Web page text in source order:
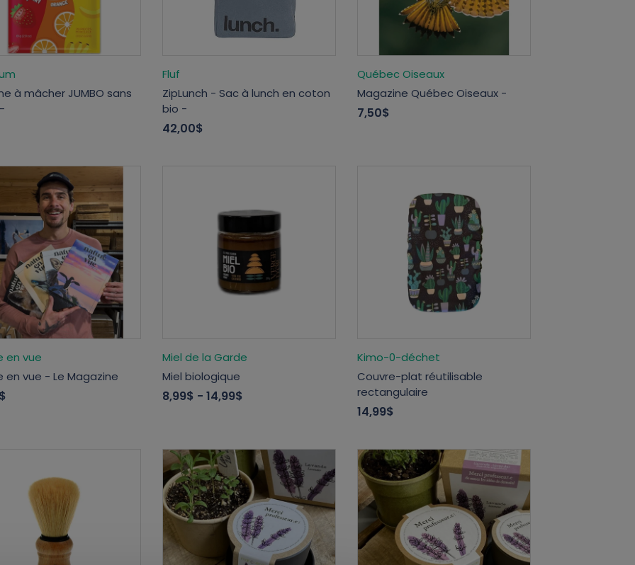
à mâcher JUMBO sans
Fluf
ZipLunch - Sac à lunch en coton
bio -
42,00$
Québec Oiseaux
Magazine Québec Oiseaux -
7,50$
en vue
en vue - Le Magazine
Miel de la Garde
Miel biologique
8,99$ - 14,99$
Kimo-0-déchet
Couvre-plat réutilisable
rectangulaire
14,99$